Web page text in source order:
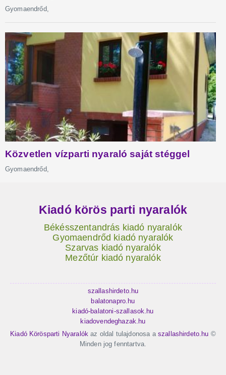
Kiadó körös parti nyaralók
Békésszentandrás kiadó nyaralók
Gyomaendrőd kiadó nyaralók
Szarvas kiadó nyaralók
Mezőtúr kiadó nyaralók
szallashirdeto.hu
balatonapro.hu
kiadó-balatoni-szallasok.hu
kiadovendeghazak.hu
Kiadó Körösparti Nyaralók az oldal tulajdonosa a szallashirdeto.hu ©
Minden jog fenntartva.